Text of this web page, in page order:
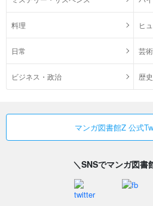
料理 ヒ
日常 芸
ビジネス・政治 歴
マンガ図書館Z 公式
＼SNSでマンガ図書